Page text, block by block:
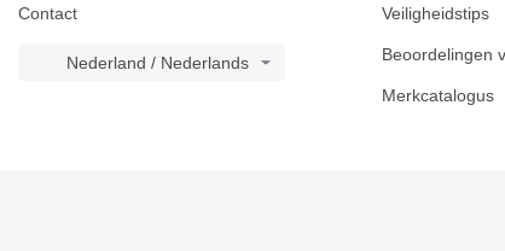
Contact
Nederland / Nederlands
Veiligheidstips
Beoordelingen
Merkcatalogus